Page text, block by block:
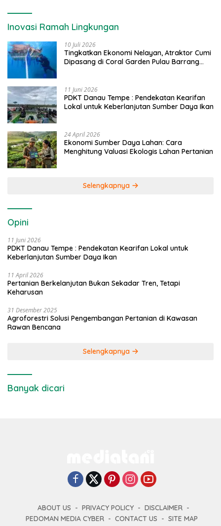
Inovasi Ramah Lingkungan
10 Juli 2026
Tingkatkan Ekonomi Nelayan, Atraktor Cumi
Dipasang di Coral Garden Pulau Barrang
11 Juni 2026
PDKT Danau Tempe : Pendekatan Kearifan
Lokal untuk Keberlanjutan Sumber Daya Ikan
24 April 2026
Ekonomi Sumber Daya Lahan: Cara
Menghitung Valuasi Ekologis Lahan Pertanian
Selengkapnya
Opini
11 Juni 2026
PDKT Danau Tempe : Pendekatan Kearifan Lokal untuk
Keberlanjutan Sumber Daya Ikan
11 April 2026
Pertanian Berkelanjutan Bukan Sekadar Tren, Tetapi
Keharusan
31 Desember 2025
Agroforestri Solusi Pengembangan Pertanian di Kawasan
Rawan Bencana
Selengkapnya
Banyak dicari
ABOUT US PRIVACY POLICY
DISCLAIMER
PEDOMAN MEDIA CYBER
CONTACT US SITE MAP